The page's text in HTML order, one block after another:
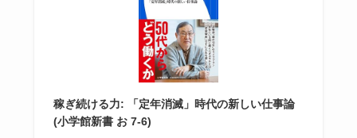
稼ぎ続ける力: 「定年消滅」時代の新しい仕事論
(小学館新書 お 7-6)